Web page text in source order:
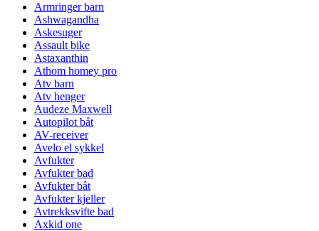
Armringer barn
Ashwagandha
Askesuger
Assault bike
Astaxanthin
Athom homey pro
Atv barn
Atv henger
Audeze Maxwell
Autopilot båt
AV-receiver
Avelo el sykkel
Avfukter
Avfukter bad
Avfukter båt
Avfukter kjeller
Avtrekksvifte bad
Axkid one